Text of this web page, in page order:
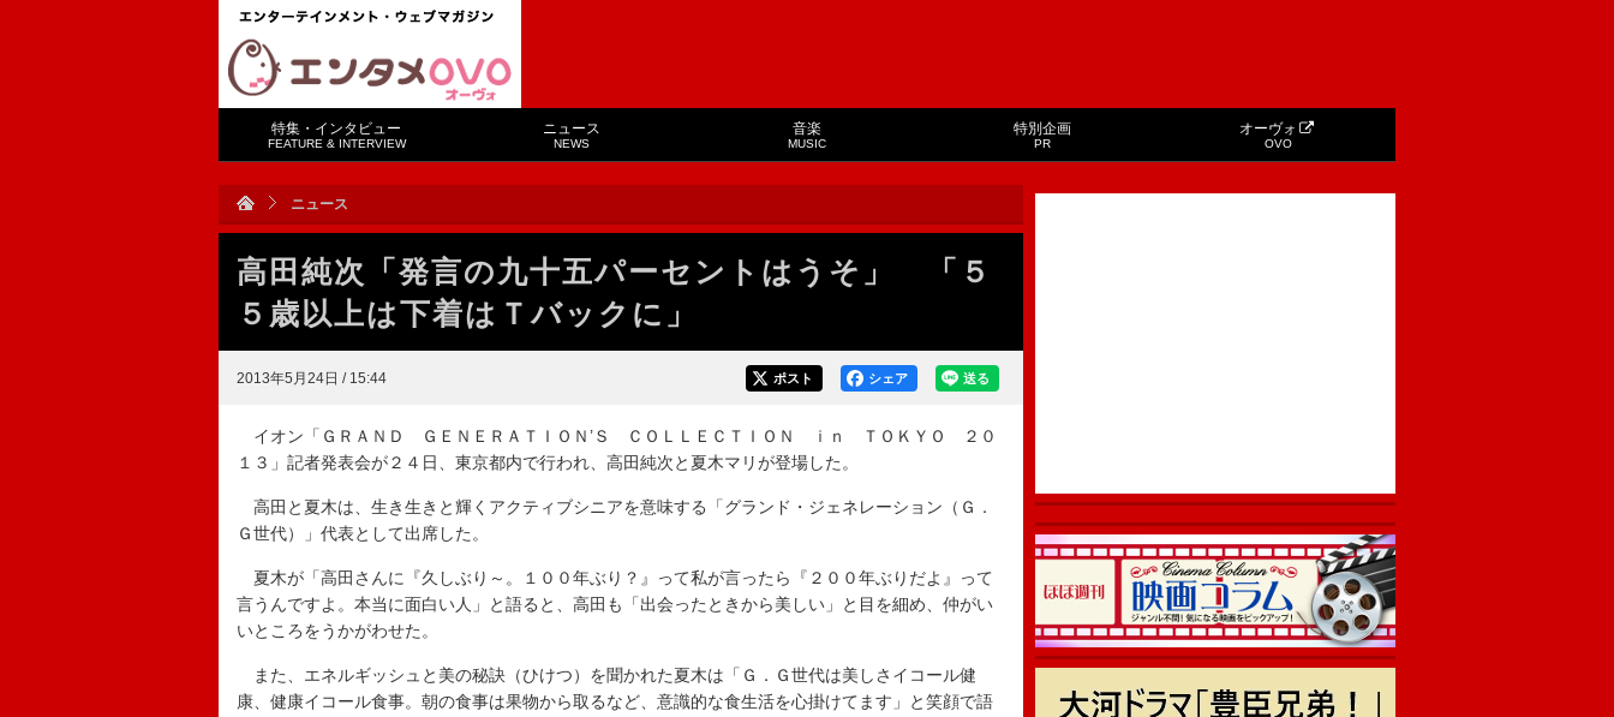
特集・インタビュー
FEATURE & INTERVIEW
ニュース
NEWS
音楽
MUSIC
特別企画
PR
オーヴォ
OVO
ニュース
高田純次「発言の九十五パーセントはうそ」 「５
５歳以上は下着はＴバックに」
2013年5月24日 / 15:44 送る
シェア
ポスト
イオン「ＧＲＡＮＤ ＧＥＮＥＲＡＴＩＯＮ’Ｓ ＣＯＬＬＥＣＴＩＯＮ ｉｎ ＴＯＫＹＯ ２０
１３」記者発表会が２４日、東京都内で行われ、高田純次と夏木マリが登場した。
高田と夏木は、生き生きと輝くアクティブシニアを意味する「グランド・ジェネレーション（Ｇ．
Ｇ世代）」代表として出席した。
夏木が「高田さんに『久しぶり～。１００年ぶり？』って私が言ったら『２００年ぶりだよ』って
言うんですよ。本当に面白い人」と語ると、高田も「出会ったときから美しい」と目を細め、仲がい
いところをうかがわせた。
また、エネルギッシュと美の秘訣（ひけつ）を聞かれた夏木は「Ｇ．Ｇ世代は美しさイコール健
康、健康イコール食事。朝の食事は果物から取るなど、意識的な食生活を心掛けてます」と笑顔で語